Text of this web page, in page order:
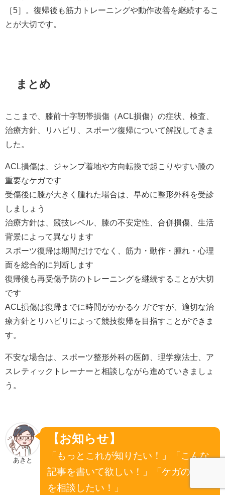
［5］。復帰後も筋力トレーニングや動作改善を継続するこ
とが大切です。
まとめ
ここまで、膝前十字靭帯損傷（ACL損傷）の症状、検査、
治療方針、リハビリ、スポーツ復帰について解説してきま
した。
ACL損傷は、ジャンプ着地や方向転換で起こりやすい膝の
重要なケガです
受傷後に膝が大きく腫れた場合は、早めに整形外科を受診
しましょう
治療方針は、競技レベル、膝の不安定性、合併損傷、生活
背景によって異なります
スポーツ復帰は期間だけでなく、筋力・動作・腫れ・心理
面を総合的に判断します
復帰後も再受傷予防のトレーニングを継続することが大切
です
ACL損傷は復帰までに時間がかかるケガですが、適切な治
療方針とリハビリによって競技復帰を目指すことができま
す。
不安な場合は、スポーツ整形外科の医師、理学療法士、ア
スレティックトレーナーと相談しながら進めていきましょ
う。
あきと
【お知らせ】
「もっとこれが知りたい！」「こんな
記事を書いて欲しい！」「ケガのこと
を相談したい！」